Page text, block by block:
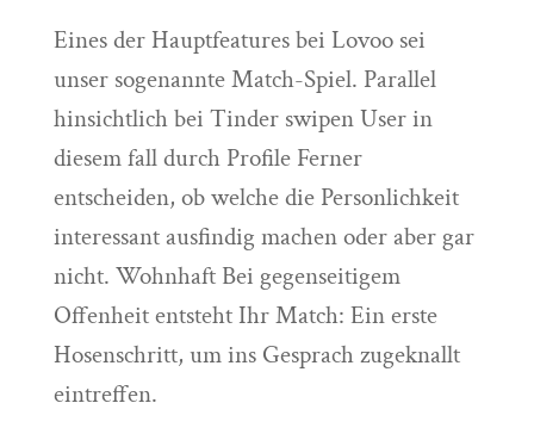
Eines der Hauptfeatures bei Lovoo sei
unser sogenannte Match-Spiel. Parallel
hinsichtlich bei Tinder swipen User in
diesem fall durch Profile Ferner
entscheiden, ob welche die Personlichkeit
interessant ausfindig machen oder aber gar
nicht. Wohnhaft Bei gegenseitigem
Offenheit entsteht Ihr Match: Ein erste
Hosenschritt, um ins Gesprach zugeknallt
eintreffen.